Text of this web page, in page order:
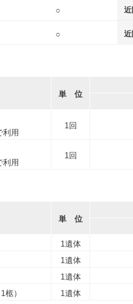
○ 近
○ 近
単 位
用
1回
用
1回
単 位
1遺体
1遺体
1遺体
柩）
1遺体